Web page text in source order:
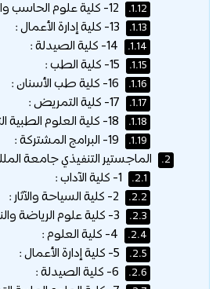
1.12.
1.13.
1.14.
1.15.
1.16.
1.17.
1.18.
1.19.
2. الماجستير التنفيذي جامعة
2.1.
2.2.
2.3.
2.4.
2.5.
2.6.